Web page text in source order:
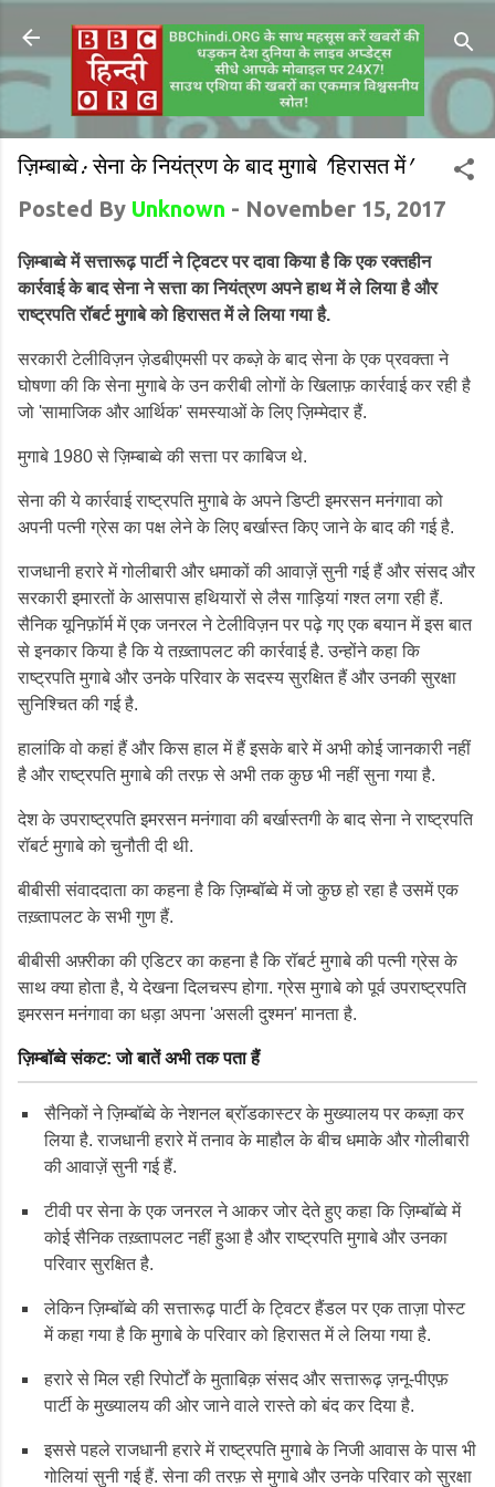
ज़िम्बाब्वे: सेना के नियंत्रण के बाद मुगाबे 'हिरासत में'
Posted By Unknown - November 15, 2017
ज़िम्बाब्वे में सत्तारूढ़ पार्टी ने ट्विटर पर दावा किया है कि एक रक्तहीन
कार्रवाई के बाद सेना ने सत्ता का नियंत्रण अपने हाथ में ले लिया है और
राष्ट्रपति रॉबर्ट मुगाबे को हिरासत में ले लिया गया है.
सरकारी टेलीविज़न ज़ेडबीएमसी पर कब्ज़े के बाद सेना के एक प्रवक्ता ने
घोषणा की कि सेना मुगाबे के उन करीबी लोगों के खिलाफ़ कार्रवाई कर रही है
जो 'सामाजिक और आर्थिक' समस्याओं के लिए ज़िम्मेदार हैं.
मुगाबे 1980 से ज़िम्बाब्वे की सत्ता पर काबिज थे.
सेना की ये कार्रवाई राष्ट्रपति मुगाबे के अपने डिप्टी इमरसन मनंगावा को
अपनी पत्नी ग्रेस का पक्ष लेने के लिए बर्खास्त किए जाने के बाद की गई है.
राजधानी हरारे में गोलीबारी और धमाकों की आवाज़ें सुनी गई हैं और संसद और
सरकारी इमारतों के आसपास हथियारों से लैस गाड़ियां गश्त लगा रही हैं.
सैनिक यूनिफ़ॉर्म में एक जनरल ने टेलीविज़न पर पढ़े गए एक बयान में इस बात
से इनकार किया है कि ये तख़्तापलट की कार्रवाई है. उन्होंने कहा कि
राष्ट्रपति मुगाबे और उनके परिवार के सदस्य सुरक्षित हैं और उनकी सुरक्षा
सुनिश्चित की गई है.
हालांकि वो कहां हैं और किस हाल में हैं इसके बारे में अभी कोई जानकारी नहीं
है और राष्ट्रपति मुगाबे की तरफ़ से अभी तक कुछ भी नहीं सुना गया है.
देश के उपराष्ट्रपति इमरसन मनंगावा की बर्खास्तगी के बाद सेना ने राष्ट्रपति
रॉबर्ट मुगाबे को चुनौती दी थी.
बीबीसी संवाददाता का कहना है कि ज़िम्बॉब्वे में जो कुछ हो रहा है उसमें एक
तख़्तापलट के सभी गुण हैं.
बीबीसी अफ़्रीका की एडिटर का कहना है कि रॉबर्ट मुगाबे की पत्नी ग्रेस के
साथ क्या होता है, ये देखना दिलचस्प होगा. ग्रेस मुगाबे को पूर्व उपराष्ट्रपति
इमरसन मनंगावा का धड़ा अपना 'असली दुश्मन' मानता है.
ज़िम्बॉब्वे संकट: जो बातें अभी तक पता हैं
सैनिकों ने ज़िम्बॉब्वे के नेशनल ब्रॉडकास्टर के मुख्यालय पर कब्ज़ा कर
लिया है. राजधानी हरारे में तनाव के माहौल के बीच धमाके और गोलीबारी
की आवाज़ें सुनी गई हैं.
टीवी पर सेना के एक जनरल ने आकर जोर देते हुए कहा कि ज़िम्बॉब्वे में
कोई सैनिक तख़्तापलट नहीं हुआ है और राष्ट्रपति मुगाबे और उनका
परिवार सुरक्षित है.
लेकिन ज़िम्बॉब्वे की सत्तारूढ़ पार्टी के ट्विटर हैंडल पर एक ताज़ा पोस्ट
में कहा गया है कि मुगाबे के परिवार को हिरासत में ले लिया गया है.
हरारे से मिल रही रिपोर्टों के मुताबिक़ संसद और सत्तारूढ़ ज़नू-पीएफ़
पार्टी के मुख्यालय की ओर जाने वाले रास्ते को बंद कर दिया है.
इससे पहले राजधानी हरारे में राष्ट्रपति मुगाबे के निजी आवास के पास भी
गोलियां सुनी गई हैं. सेना की तरफ़ से मुगाबे और उनके परिवार को सुरक्षा